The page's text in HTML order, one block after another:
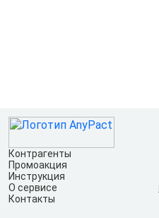
Контрагенты
Промоакция
Инструкция
О сервисе
Контакты